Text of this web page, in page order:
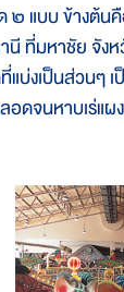
บ ข้างต้นคือ
นี ที่มหาชัย จั
แบ่งเป็นส่วน
จนหาบเร่แผ